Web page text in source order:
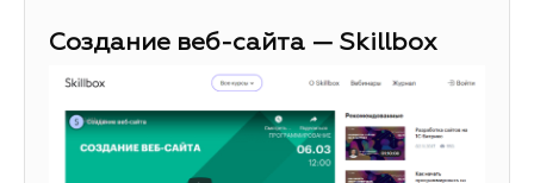
Создание веб-сайта — Skillbox